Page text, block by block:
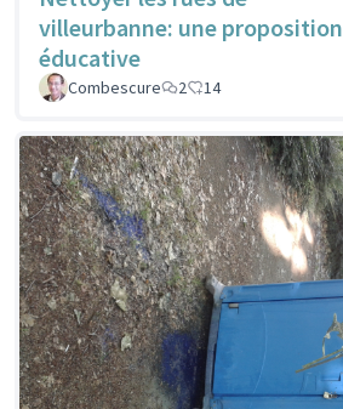
villeurbanne: une proposition
éducative
Combescure 2 14